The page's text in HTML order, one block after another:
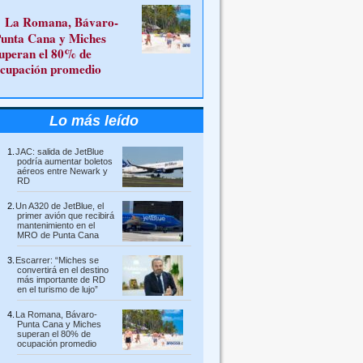
La Romana, Bávaro-
Cana y Miches
el 80% de
promedio
Lo más leído
JAC: salida de JetBlue
podría aumentar boletos
aéreos entre Newark y
RD
Un A320 de JetBlue, el
primer avión que recibirá
mantenimiento en el
MRO de Punta Cana
Escarrer: “Miches se
convertirá en el destino
más importante de RD
en el turismo de lujo”
La Romana, Bávaro-
Punta Cana y Miches
superan el 80% de
ocupación promedio